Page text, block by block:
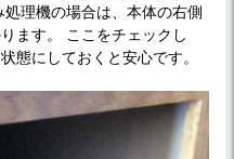
理機の場合は、本体の右側
ます。 ここをチェックし
態にしておくと安心です。